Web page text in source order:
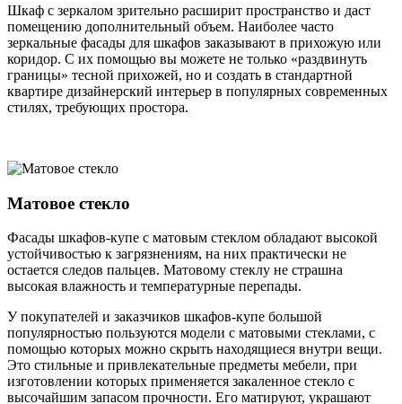
Шкаф с зеркалом зрительно расширит пространство и даст
помещению дополнительный объем. Наиболее часто
зеркальные фасады для шкафов заказывают в прихожую или
коридор. С их помощью вы можете не только «раздвинуть
границы» тесной прихожей, но и создать в стандартной
квартире дизайнерский интерьер в популярных современных
стилях, требующих простора.
Матовое стекло
Фасады шкафов-купе с матовым стеклом обладают высокой
устойчивостью к загрязнениям, на них практически не
остается следов пальцев. Матовому стеклу не страшна
высокая влажность и температурные перепады.
У покупателей и заказчиков шкафов-купе большой
популярностью пользуются модели с матовыми стеклами, с
помощью которых можно скрыть находящиеся внутри вещи.
Это стильные и привлекательные предметы мебели, при
изготовлении которых применяется закаленное стекло с
высочайшим запасом прочности. Его матируют, украшают